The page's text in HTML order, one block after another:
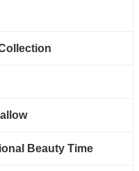
Beauty Time